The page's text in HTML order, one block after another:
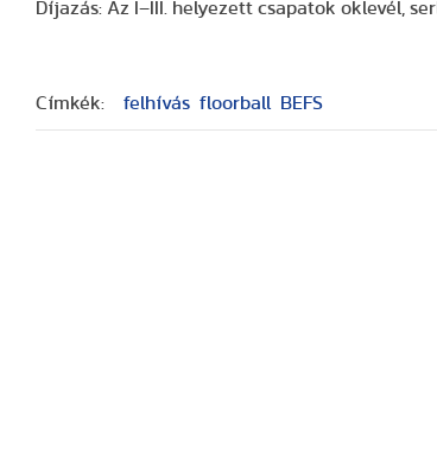
Díjazás: Az I–III. helyezett csapatok oklevél,
Címkék: felhívás floorball BEFS